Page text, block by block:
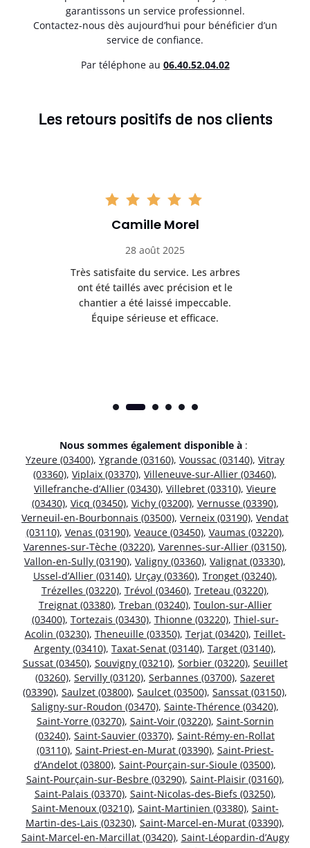
garantissons un service professionnel.
Contactez-nous dès aujourd’hui pour bénéficier d’un
service de confiance.
Par téléphone au 06.40.52.04.02
Les retours positifs de nos clients
Camille Morel
28 août 2025
Très satisfaite du service. Les arbres
ont été taillés avec précision et le
chantier a été laissé impeccable.
Équipe sérieuse et efficace.
Nous sommes également disponible à :
Yzeure (03400), Ygrande (03160), Voussac (03140), Vitray
(03360), Viplaix (03370), Villeneuve-sur-Allier (03460),
Villefranche-d’Allier (03430), Villebret (03310), Vieure
(03430), Vicq (03450), Vichy (03200), Vernusse (03390),
Verneuil-en-Bourbonnais (03500), Verneix (03190), Vendat
(03110), Venas (03190), Veauce (03450), Vaumas (03220),
Varennes-sur-Tèche (03220), Varennes-sur-Allier (03150),
Vallon-en-Sully (03190), Valigny (03360), Valignat (03330),
Ussel-d’Allier (03140), Urçay (03360), Tronget (03240),
Trézelles (03220), Trévol (03460), Treteau (03220),
Treignat (03380), Treban (03240), Toulon-sur-Allier
(03400), Tortezais (03430), Thionne (03220), Thiel-sur-
Acolin (03230), Theneuille (03350), Terjat (03420), Teillet-
Argenty (03410), Taxat-Senat (03140), Target (03140),
Sussat (03450), Souvigny (03210), Sorbier (03220), Seuillet
(03260), Servilly (03120), Serbannes (03700), Sazeret
(03390), Saulzet (03800), Saulcet (03500), Sanssat (03150),
Saligny-sur-Roudon (03470), Sainte-Thérence (03420),
Saint-Yorre (03270), Saint-Voir (03220), Saint-Sornin
(03240), Saint-Sauvier (03370), Saint-Rémy-en-Rollat
(03110), Saint-Priest-en-Murat (03390), Saint-Priest-
d’Andelot (03800), Saint-Pourçain-sur-Sioule (03500),
Saint-Pourçain-sur-Besbre (03290), Saint-Plaisir (03160),
Saint-Palais (03370), Saint-Nicolas-des-Biefs (03250),
Saint-Menoux (03210), Saint-Martinien (03380), Saint-
Martin-des-Lais (03230), Saint-Marcel-en-Murat (03390),
Saint-Marcel-en-Marcillat (03420), Saint-Léopardin-d’Augy